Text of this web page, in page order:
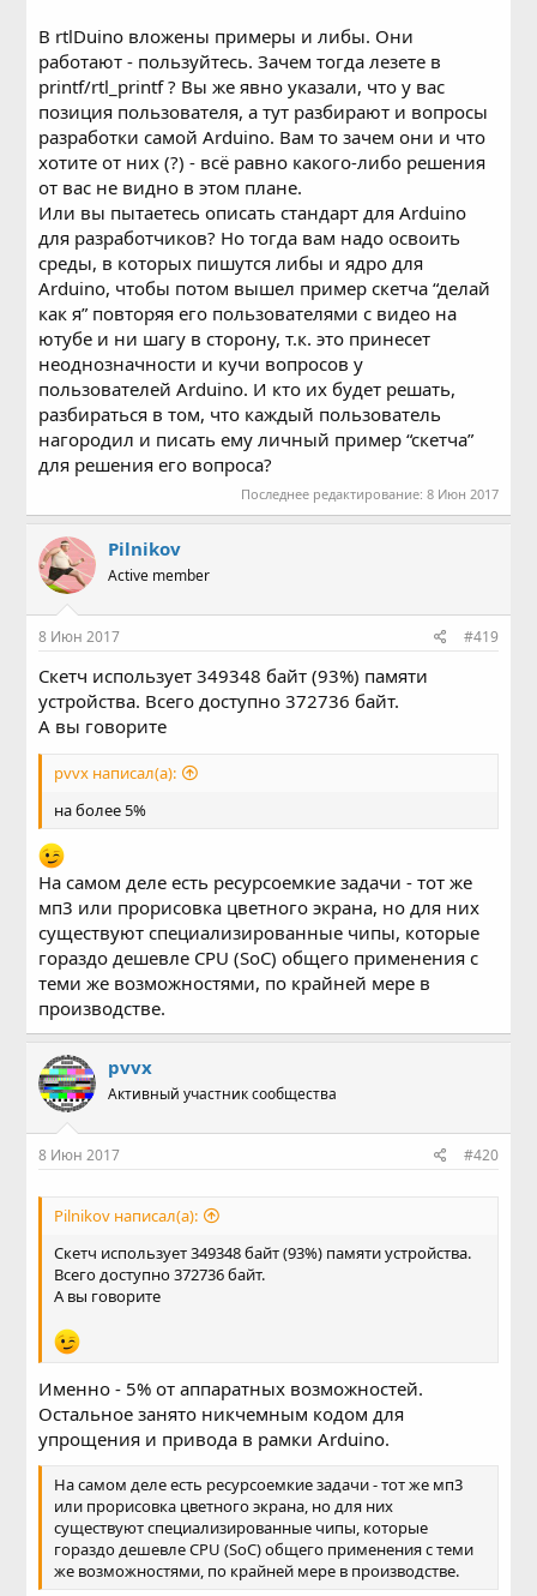
В rtlDuino вложены примеры и либы. Они
работают - пользуйтесь. Зачем тогда лезете в
printf/rtl_printf ? Вы же явно указали, что у вас
позиция пользователя, а тут разбирают и вопросы
разработки самой Arduino. Вам то зачем они и что
хотите от них (?) - всё равно какого-либо решения
от вас не видно в этом плане.
Или вы пытаетесь описать стандарт для Arduino
для разработчиков? Но тогда вам надо освоить
среды, в которых пишутся либы и ядро для
Arduino, чтобы потом вышел пример скетча “делай
как я” повторяя его пользователями с видео на
ютубе и ни шагу в сторону, т.к. это принесет
неоднозначности и кучи вопросов у
пользователей Arduino. И кто их будет решать,
разбираться в том, что каждый пользователь
нагородил и писать ему личный пример “скетча”
для решения его вопроса?
Последнее редактирование: 8 Июн 2017
Pilnikov
Active member
8 Июн 2017 #419
Скетч использует 349348 байт (93%) памяти
устройства. Всего доступно 372736 байт.
А вы говорите
pvvx написал(а):
на более 5%
На самом деле есть ресурсоемкие задачи - тот же
мп3 или прорисовка цветного экрана, но для них
существуют специализированные чипы, которые
гораздо дешевле CPU (SoC) общего применения с
теми же возможностями, по крайней мере в
производстве.
pvvx
Активный участник сообщества
8 Июн 2017 #420
Pilnikov написал(а):
Скетч использует 349348 байт (93%) памяти устройства.
Всего доступно 372736 байт.
А вы говорите
Именно - 5% от аппаратных возможностей.
Остальное занято никчемным кодом для
упрощения и привода в рамки Arduino.
На самом деле есть ресурсоемкие задачи - тот же мп3
или прорисовка цветного экрана, но для них
существуют специализированные чипы, которые
гораздо дешевле CPU (SoC) общего применения с теми
же возможностями, по крайней мере в производстве.